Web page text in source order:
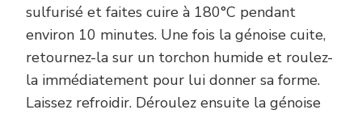
sulfurisé et faites cuire à 180°C pendant
environ 10 minutes. Une fois la génoise cuite,
retournez-la sur un torchon humide et roulez-
la immédiatement pour lui donner sa forme.
Laissez refroidir. Déroulez ensuite la génoise